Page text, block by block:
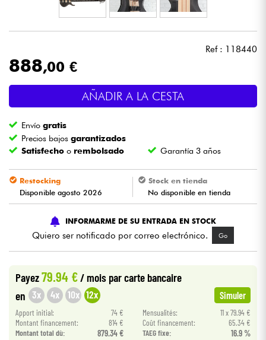
Luces
Batería y percusión
Vientos
Niños
Cables & Acces.
Bundle
Ver nuestras marcas
Ref : 118440
888,00 €
AÑADIR A LA CESTA
Envíogratis
Precios bajosgarantizados
Satisfecho o rembolsado Garantía 3 años
Restocking
Disponible agosto 2026
Stock en tienda
No disponible en tienda
INFORMARME DE SU ENTRADA EN STOCK
Quiero ser notificado por correo electrónico. Go
Payez79.94 € / mois par carte bancaire
en 3x 4x 10x 12x Simuler
Apport initial: 74 € Mensualités:
11 x 79.94 €
Montant financement:
814 € Coût financement:
65.34 €
Montant total dù:
879.34 € TAEG fixe: 16.9 %